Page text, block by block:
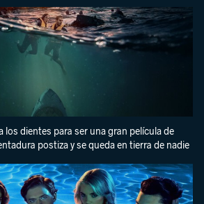
los dientes para ser una gran película de
postiza y se queda en tierra de nadie